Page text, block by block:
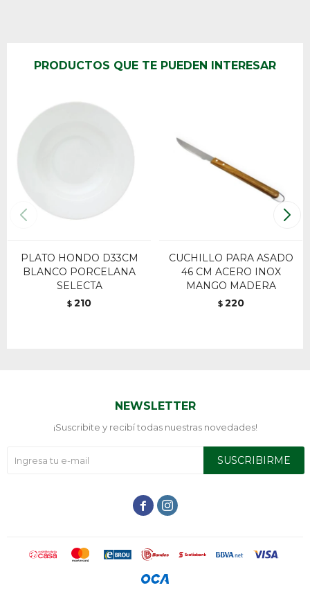
PRODUCTOS QUE TE PUEDEN INTERESAR
PLATO HONDO D33CM
BLANCO PORCELANA
SELECTA
$ 210
CUCHILLO PARA ASADO
46 CM ACERO INOX
MANGO MADERA
$ 220
NEWSLETTER
¡Suscribite y recibí todas nuestras novedades!
SUSCRIBIRME
 